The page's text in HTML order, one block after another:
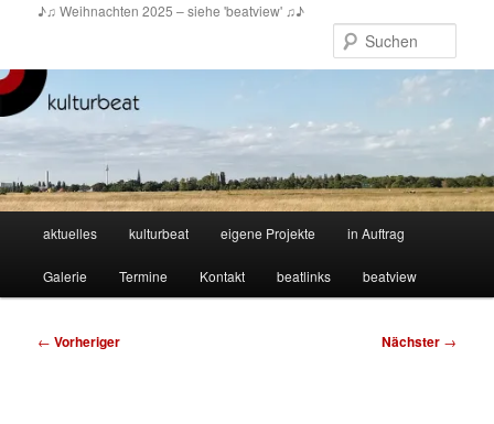
springen
♪♫ Weihnachten 2025 – siehe 'beatview' ♫♪
aktuelles kulturbeat eigene Projekte in Auftrag
Galerie Termine Kontakt beatlinks beatview
Beitragsnavigation
← Vorheriger Nächster →